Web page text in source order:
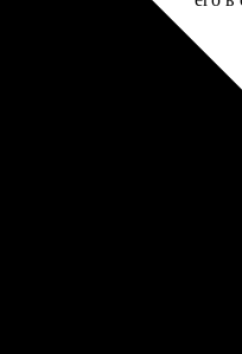
но цена порадовала.